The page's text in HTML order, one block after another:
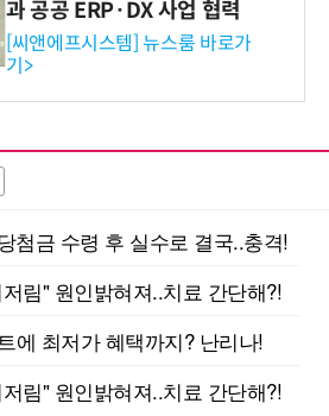
과 공공 ERP·DX 사업 협력
[씨앤에프시스템] 뉴스룸 바로가
기>